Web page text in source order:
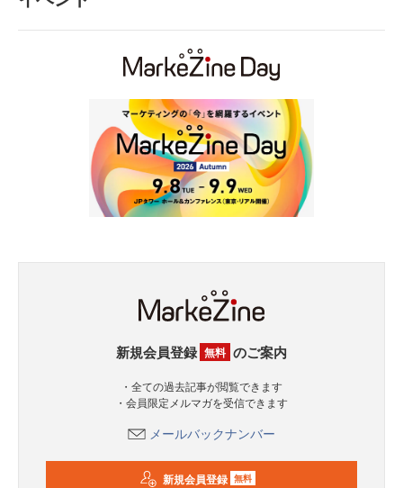
新規会員登録 無料 のご案内
・全ての過去記事が閲覧できます
・会員限定メルマガを受信できます
メールバックナンバー
新規会員登録 無料